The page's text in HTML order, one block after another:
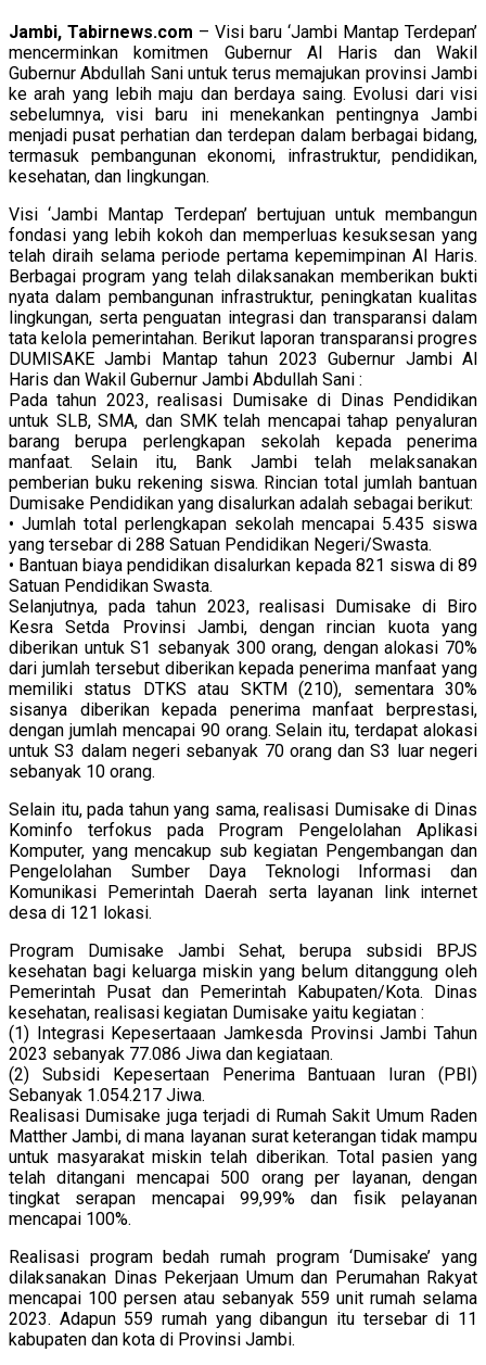
Jambi, Tabirnews.com – Visi baru ‘Jambi Mantap Terdepan’
mencerminkan komitmen Gubernur Al Haris dan Wakil
Gubernur Abdullah Sani untuk terus memajukan provinsi Jambi
ke arah yang lebih maju dan berdaya saing. Evolusi dari visi
sebelumnya, visi baru ini menekankan pentingnya Jambi
menjadi pusat perhatian dan terdepan dalam berbagai bidang,
termasuk pembangunan ekonomi, infrastruktur, pendidikan,
kesehatan, dan lingkungan.
Visi ‘Jambi Mantap Terdepan’ bertujuan untuk membangun
fondasi yang lebih kokoh dan memperluas kesuksesan yang
telah diraih selama periode pertama kepemimpinan Al Haris.
Berbagai program yang telah dilaksanakan memberikan bukti
nyata dalam pembangunan infrastruktur, peningkatan kualitas
lingkungan, serta penguatan integrasi dan transparansi dalam
tata kelola pemerintahan. Berikut laporan transparansi progres
DUMISAKE Jambi Mantap tahun 2023 Gubernur Jambi Al
Haris dan Wakil Gubernur Jambi Abdullah Sani :
Pada tahun 2023, realisasi Dumisake di Dinas Pendidikan
untuk SLB, SMA, dan SMK telah mencapai tahap penyaluran
barang berupa perlengkapan sekolah kepada penerima
manfaat. Selain itu, Bank Jambi telah melaksanakan
pemberian buku rekening siswa. Rincian total jumlah bantuan
Dumisake Pendidikan yang disalurkan adalah sebagai berikut:
• Jumlah total perlengkapan sekolah mencapai 5.435 siswa
yang tersebar di 288 Satuan Pendidikan Negeri/Swasta.
• Bantuan biaya pendidikan disalurkan kepada 821 siswa di 89
Satuan Pendidikan Swasta.
Selanjutnya, pada tahun 2023, realisasi Dumisake di Biro
Kesra Setda Provinsi Jambi, dengan rincian kuota yang
diberikan untuk S1 sebanyak 300 orang, dengan alokasi 70%
dari jumlah tersebut diberikan kepada penerima manfaat yang
memiliki status DTKS atau SKTM (210), sementara 30%
sisanya diberikan kepada penerima manfaat berprestasi,
dengan jumlah mencapai 90 orang. Selain itu, terdapat alokasi
untuk S3 dalam negeri sebanyak 70 orang dan S3 luar negeri
sebanyak 10 orang.
Selain itu, pada tahun yang sama, realisasi Dumisake di Dinas
Kominfo terfokus pada Program Pengelolahan Aplikasi
Komputer, yang mencakup sub kegiatan Pengembangan dan
Pengelolahan Sumber Daya Teknologi Informasi dan
Komunikasi Pemerintah Daerah serta layanan link internet
desa di 121 lokasi.
Program Dumisake Jambi Sehat, berupa subsidi BPJS
kesehatan bagi keluarga miskin yang belum ditanggung oleh
Pemerintah Pusat dan Pemerintah Kabupaten/Kota. Dinas
kesehatan, realisasi kegiatan Dumisake yaitu kegiatan :
(1) Integrasi Kepesertaaan Jamkesda Provinsi Jambi Tahun
2023 sebanyak 77.086 Jiwa dan kegiataan.
(2) Subsidi Kepesertaan Penerima Bantuaan Iuran (PBI)
Sebanyak 1.054.217 Jiwa.
Realisasi Dumisake juga terjadi di Rumah Sakit Umum Raden
Matther Jambi, di mana layanan surat keterangan tidak mampu
untuk masyarakat miskin telah diberikan. Total pasien yang
telah ditangani mencapai 500 orang per layanan, dengan
tingkat serapan mencapai 99,99% dan fisik pelayanan
mencapai 100%.
Realisasi program bedah rumah program ‘Dumisake’ yang
dilaksanakan Dinas Pekerjaan Umum dan Perumahan Rakyat
mencapai 100 persen atau sebanyak 559 unit rumah selama
2023. Adapun 559 rumah yang dibangun itu tersebar di 11
kabupaten dan kota di Provinsi Jambi.